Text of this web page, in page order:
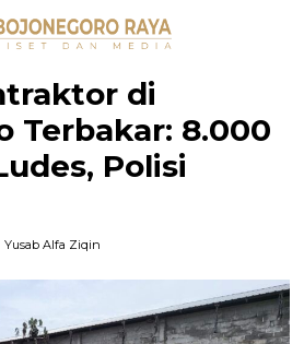
di
Terbakar: 8.000
Polisi
Yusab Alfa Ziqin